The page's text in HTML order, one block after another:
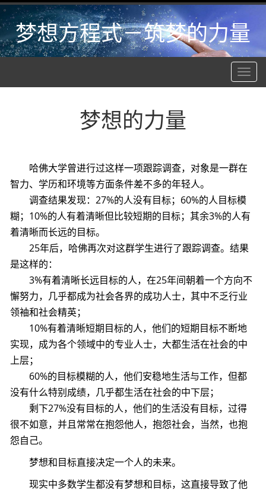
梦想方程式－筑梦的力量
Toggle
梦想的力量
哈佛大学曾进行过这样一项跟踪调查，对象是一群在
智力、学历和环境等方面条件差不多的年轻人。
调查结果发现：27%的人没有目标；60%的人目标模
糊；10%的人有着清晰但比较短期的目标；其余3%的人有
着清晰而长远的目标。
25年后，哈佛再次对这群学生进行了跟踪调查。结果
是这样的：
3%有着清晰长远目标的人，在25年间朝着一个方向不
懈努力，几乎都成为社会各界的成功人士，其中不乏行业
领袖和社会精英；
10%有着清晰短期目标的人，他们的短期目标不断地
实现，成为各个领域中的专业人士，大都生活在社会的中
上层；
60%的目标模糊的人，他们安稳地生活与工作，但都
没有什么特别成绩，几乎都生活在社会的中下层；
剩下27%没有目标的人，他们的生活没有目标，过得
很不如意，并且常常在抱怨他人，抱怨社会，当然，也抱
怨自己。
梦想和目标直接决定一个人的未来。
现实中多数学生都没有梦想和目标，这直接导致了他